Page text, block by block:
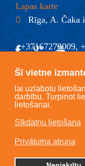
Šī vietne
lai uzlabotu
darbību. Turpinot
lietošanai.
Sīkdatņu lietošana
Privātuma atruna
Lapas karte
Rīga, A. Čaka
+37167273009,
@ info@lando.lv
Copyright ©
Privātuma atruna